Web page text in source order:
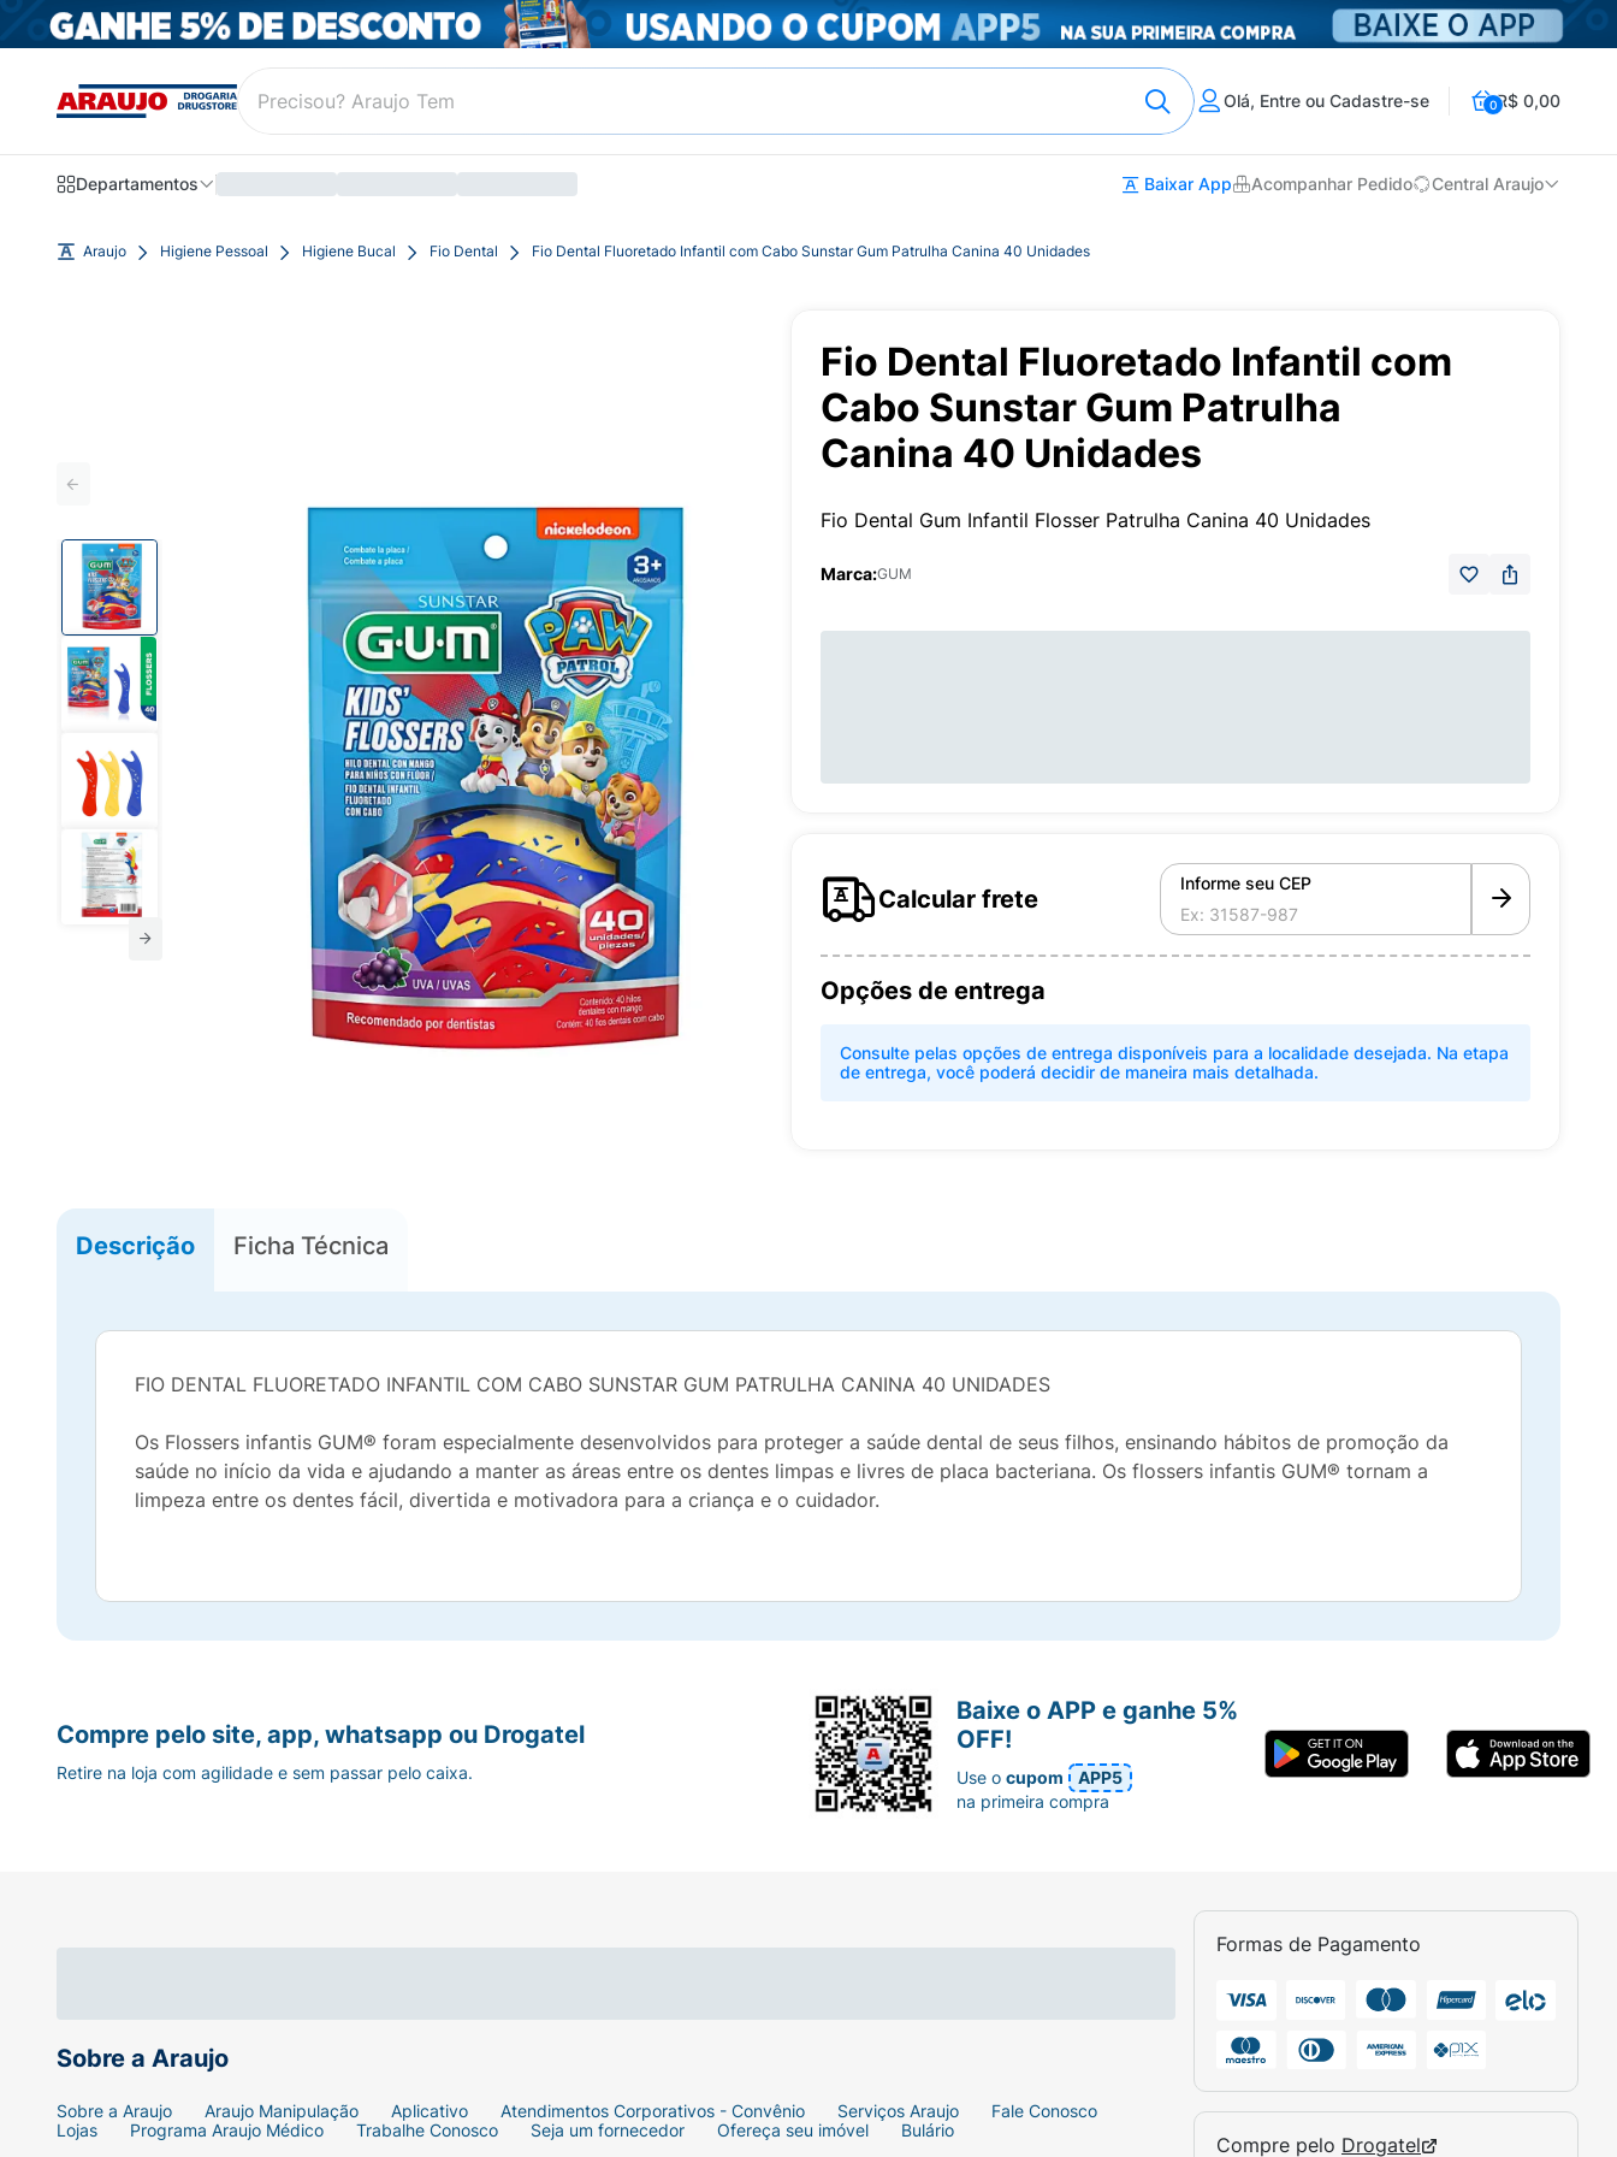
Olá, Entre ou Cadastre-se 0R$ 0,00
Departamentos Baixar App Acompanhar Pedido Central Araujo
Araujo Higiene Pessoal Higiene Bucal Fio Dental Fio Dental Fluoretado Infantil com Cabo Sunstar Gum Patrulha Canina 40 Unidades
Fio Dental Fluoretado Infantil com
Cabo Sunstar Gum Patrulha
Canina 40 Unidades
Fio Dental Gum Infantil Flosser Patrulha Canina 40 Unidades
Marca:GUM
Calcular frete
Informe seu CEP
Opções de entrega
Consulte pelas opções de entrega disponíveis para a localidade desejada. Na etapa
de entrega, você poderá decidir de maneira mais detalhada.
Descrição Ficha Técnica
FIO DENTAL FLUORETADO INFANTIL COM CABO SUNSTAR GUM PATRULHA CANINA 40 UNIDADES
Os Flossers infantis GUM® foram especialmente desenvolvidos para proteger a saúde dental de seus filhos, ensinando hábitos de promoção da
saúde no início da vida e ajudando a manter as áreas entre os dentes limpas e livres de placa bacteriana. Os flossers infantis GUM® tornam a
limpeza entre os dentes fácil, divertida e motivadora para a criança e o cuidador.
Sobre a Araujo
Sobre a Araujo Araujo Manipulação Aplicativo Atendimentos Corporativos - Convênio Serviços Araujo
Fale Conosco
Lojas
Programa Araujo Médico Trabalhe Conosco Seja um fornecedor Ofereça seu imóvel Bulário
Formas de Pagamento
Compre pelo Drogatel
Compre pelo site, app, whatsapp ou Drogatel
Retire na loja com agilidade e sem passar pelo caixa.
Baixe o APP e ganhe 5%
OFF!
Use ocupom
APP5
na primeira compra